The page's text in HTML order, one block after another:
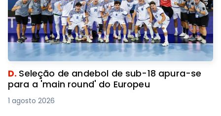
D. Seleção de andebol de sub-18 apura-se
para a 'main round' do Europeu
1 agosto 2026